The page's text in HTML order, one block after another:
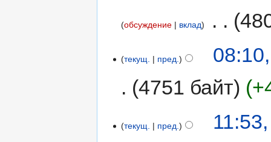
обсуждение вклад
текущ. пред.
4751 байт
текущ. пред.